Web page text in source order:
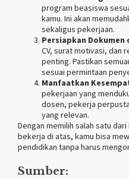
program beasiswa
kamu. Ini akan
sekaligus pekerjaan.
Persiapkan Dokumen
CV, surat motivasi, dan
penting. Pastikan
sesuai permintaan
Manfaatkan
pekerjaan yang
dosen, pekerja
yang relevan.
Dengan memilih salah satu
bekerja di atas, kamu bisa
pendidikan tanpa harus
Sumber: